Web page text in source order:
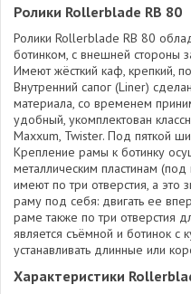
Ролики Rollerblade RB 80
Ролики Rollerblade RB 80
ботинком, с внешней стороны
Имеют жёсткий каф, крепкий,
Внутренний сапог (Liner)
материала, со временем
удобный, укомплектован
Maxxum, Twister. Под пяткой
Крепление рамы к ботинку
металлическим пластинам
имеют по три отверстия, а это
раму под себя: двигать ее
раме также по три отверстия
является съёмной и ботинок с
устанавливать длинные или
Характеристики